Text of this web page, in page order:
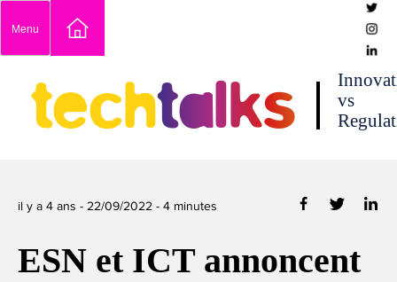
content
Menu
techtalks
vs
il y a 4 ans - 22/09/2022 - 4 minutes
ESN et ICT annoncent